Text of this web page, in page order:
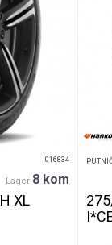
016834
Lager 8 kom
XL